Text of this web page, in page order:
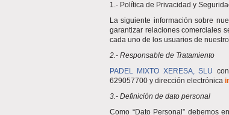
1.- Política de Privacidad y
La siguiente información sobre
garantizar relaciones comerciales
cada uno de los usuarios de
2.- Responsable de Tratamiento
PADEL MIXTO XERESA, SLU
629057700 y dirección electrónica
3.- Definición de dato personal
Como “Dato Personal” debemos